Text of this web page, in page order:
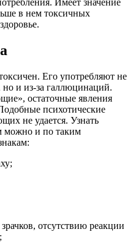
в нем токсичных
Его употребляют не
и из-за галлюцинаций.
остаточные явления
психотические
не удается. Узнать
можно и по таким
отсутствию реакции